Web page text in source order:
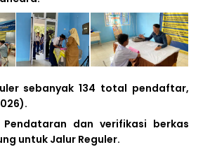
sebanyak 134 total pendaftar,
dan verifikasi berkas
untuk Jalur Reguler.